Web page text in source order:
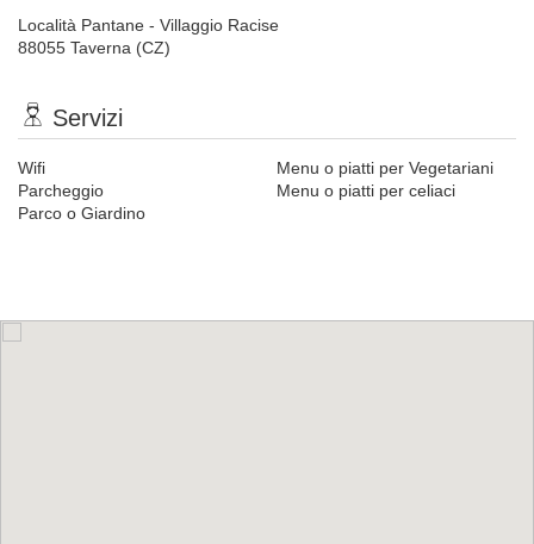
Località Pantane - Villaggio Racise
88055 Taverna (CZ)
Servizi
Wifi
Parcheggio
Parco o Giardino
Menu o piatti per Vegetariani
Menu o piatti per celiaci